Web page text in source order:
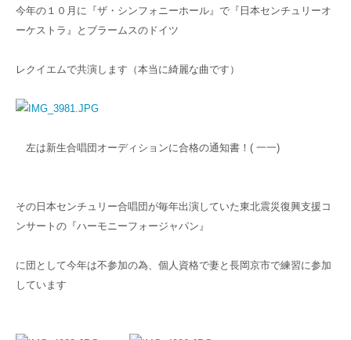
今年の１０月に『ザ・シンフォニーホール』で『日本センチュリーオ
ーケストラ』とブラームスのドイツ
レクイエムで共演します（本当に綺麗な曲です）
左は新生合唱団オーディションに合格の通知書！( 一一)
その日本センチュリー合唱団が毎年出演していた東北震災復興支援コ
ンサートの『ハーモニーフォージャパン』
に団として今年は不参加の為、個人資格で妻と長岡京市で練習に参加
しています